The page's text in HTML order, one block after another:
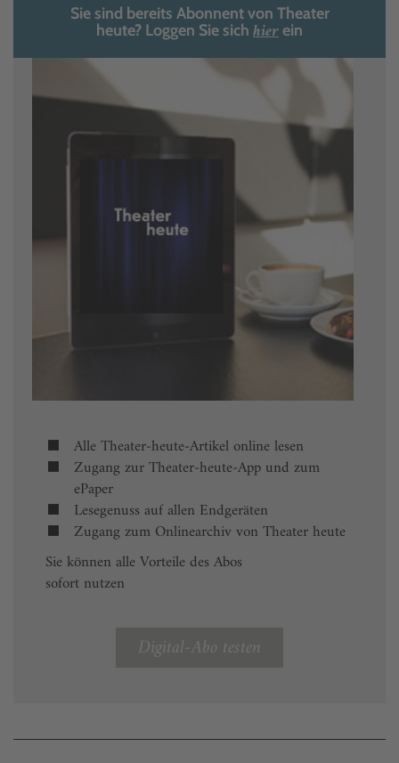
Sie sind bereits Abonnent von Theater
heute? Loggen Sie sich hierein
Alle Theater-heute-Artikel online lesen
Zugang zur Theater-heute-App und zum
ePaper
Lesegenuss auf allen Endgeräten
Zugang zum Onlinearchiv von Theater heute
Sie können alle Vorteile des Abos
sofort nutzen
Digital-Abo testen